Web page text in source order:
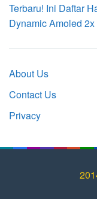
Terbaru! Ini Daftar
Dynamic Amoled
About Us
Contact Us
Privacy